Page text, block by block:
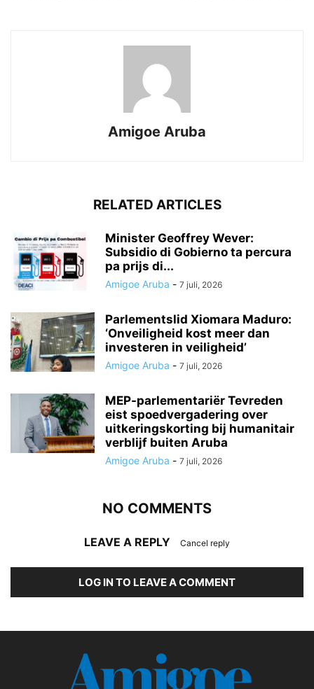
Amigoe Aruba
RELATED ARTICLES
Minister Geoffrey Wever:
Subsidio di Gobierno ta percura
pa prijs di...
Amigoe Aruba - 7 juli, 2026
Parlementslid Xiomara Maduro:
‘Onveiligheid kost meer dan
investeren in veiligheid’
Amigoe Aruba - 7 juli, 2026
MEP-parlementariër Tevreden
eist spoedvergadering over
uitkeringskorting bij humanitair
verblijf buiten Aruba
Amigoe Aruba - 7 juli, 2026
NO COMMENTS
LEAVE A REPLY Cancel reply
LOG IN TO LEAVE A COMMENT